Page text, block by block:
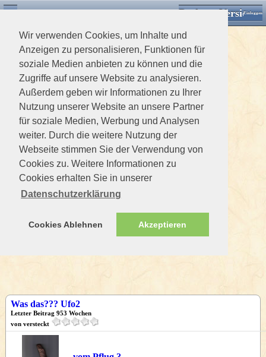
Wir verwenden Cookies, um Inhalte und
Anzeigen zu personalisieren, Funktionen für
soziale Medien anbieten zu können und die
Zugriffe auf unsere Website zu analysieren.
Außerdem geben wir Informationen zu Ihrer
Nutzung unserer Website an unsere Partner
für soziale Medien, Werbung und Analysen
weiter. Durch die weitere Nutzung der
Webseite stimmen Sie der Verwendung von
Cookies zu. Weitere Informationen zu
Cookies erhalten Sie in unserer
Datenschutzerklärung
Cookies Ablehnen Akzeptieren
Desktop VersionEinloggen
Was das??? Ufo2
Letzter Beitrag 953 Wochen
von versteckt